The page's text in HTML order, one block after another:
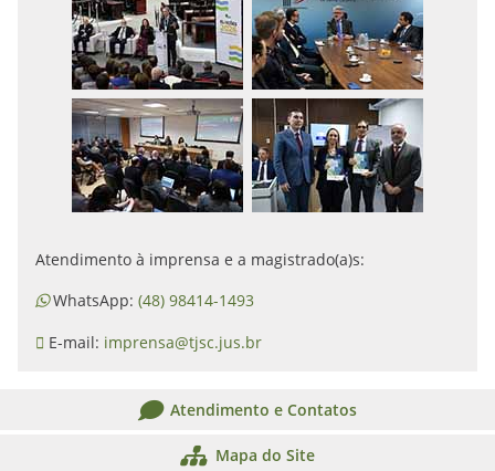
Atendimento à imprensa e a magistrado(a)s:
WhatsApp: (48) 98414-1493
E-mail: imprensa@tjsc.jus.br
Atendimento e Contatos
Mapa do Site